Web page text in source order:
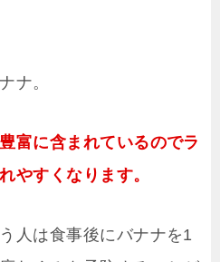
ナ。
富に含まれているのでラ
やすくなります。
人は食事後にバナナを1